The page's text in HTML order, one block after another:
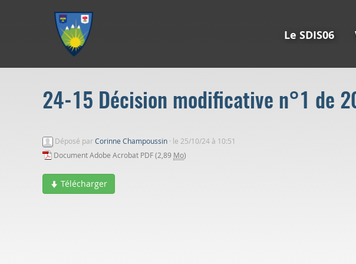
Le SDIS06
24-15 Décision modificative n°1 de
Déposé parCorinne Champoussin · le 25/10/24 à 10:51
Document Adobe Acrobat PDF (2,89 Mo)
Télécharger